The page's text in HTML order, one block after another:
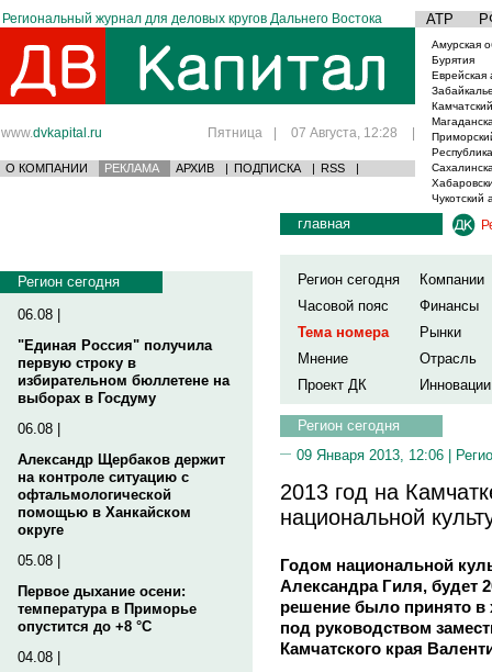
Региональный журнал для деловых кругов Дальнего Востока АТР
www.dvkapital.ru Пятница | 07 Августа, 12:28 |
О КОМПАНИИ РЕКЛАМА АРХИВ | ПОДПИСКА | RSS |
Амурская
Бурятия
Еврейская
Чукотский
Регион сегодня
06.08 |
"Единая Россия" получила
первую строку в
избирательном бюллетене на
выборах в Госдуму
06.08 |
Александр Щербаков держит
на контроле ситуацию с
офтальмологической
помощью в Ханкайском
округе
05.08 |
Первое дыхание осени:
температура в Приморье
опустится до +8 °C
04.08 |
главная
Регион сегодня
Компании
Часовой пояс
Финансы
Тема номера
Рынки
Мнение
Отрасль
Проект ДК
Инновации
Регион сегодня
09 Января 2013, 12:06 |
2013 год на
национальной
Годом национальной
Александра Гиля, будет
решение было принято в
под руководством
Камчатского края